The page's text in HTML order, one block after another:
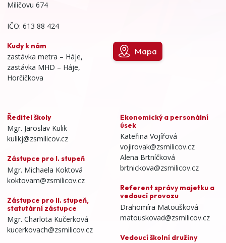
Milíčovu 674
IČO: 613 88 424
Kudy k nám
zastávka metra – Háje,
zastávka MHD – Háje,
Horčičkova
Mapa
Ředitel školy
Mgr. Jaroslav Kulik
kulikj@zsmilicov.cz
Zástupce pro I. stupeň
Mgr. Michaela Koktová
koktovam@zsmilicov.cz
Zástupce pro II. stupeň,
statutární zástupce
Mgr. Charlota Kučerková
kucerkovach@zsmilicov.cz
Ekonomický a personální
úsek
Kateřina Vojířová
vojirovak@zsmilicov.cz
Alena Brtníčková
brtnickova@zsmilicov.cz
Referent správy majetku a
vedoucí provozu
Drahomíra Matoušková
matouskovad@zsmilicov.cz
Vedoucí školní družiny